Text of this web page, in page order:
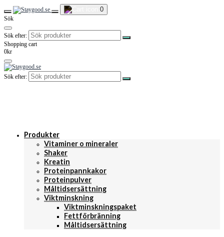
0
Sök
Sök efter:
Shopping cart
0kr
Sök efter:
Produkter
Vitaminer o mineraler
Shaker
Kreatin
Proteinpannkakor
Proteinpulver
Måltidsersättning
Viktminskning
Viktminskningspaket
Fettförbränning
Måltidsersättning